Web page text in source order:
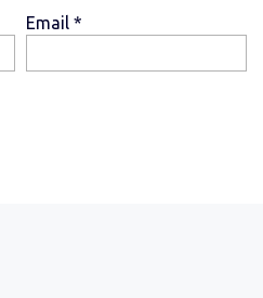
Email *